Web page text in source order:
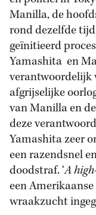
Manilla, de
rond dezelfde
geïnitieerd
Yamashita en
verantwoordelijk
afgrijselijke
van Manilla en
deze
Yamashita zeer
een razendsnel
doodstraf. ‘A
een
wraakzucht